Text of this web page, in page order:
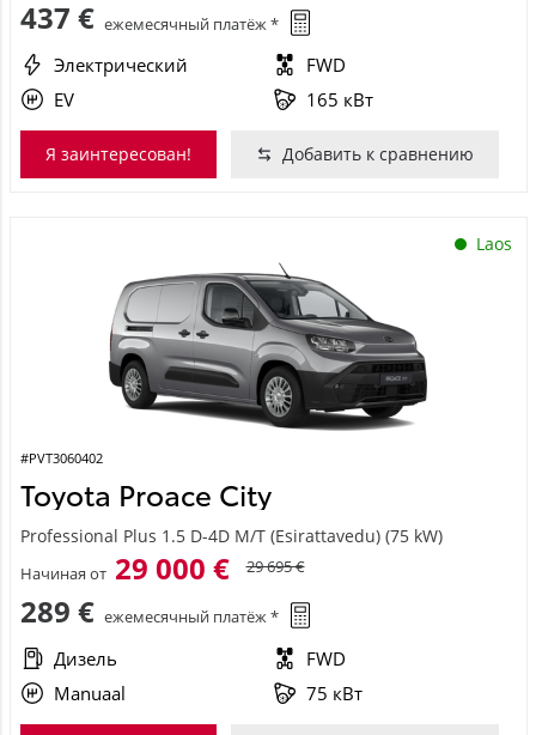
437 € ежемесячный платёж *
Электрический
FWD
EV
165 кВт
Я заинтересован! Добавить к сравнению
Laos
#PVT3060402
Toyota Proace City
Professional Plus 1.5 D-4D M/T (Esirattavedu) (75 kW)
Начиная от 29 000 € 29 695 €
289 € ежемесячный платёж *
Дизель
FWD
Manuaal
75 кВт